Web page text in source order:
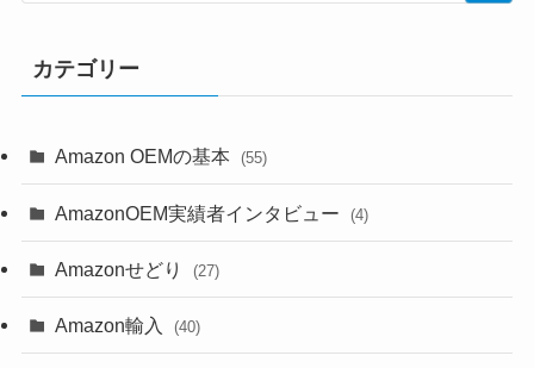
カテゴリー
Amazon OEMの基本 (55)
AmazonOEM実績者インタビュー (4)
Amazonせどり (27)
Amazon輸入 (40)